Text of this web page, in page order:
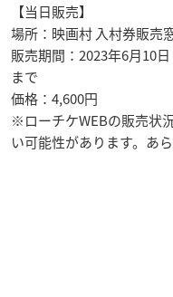
【当日販売】
場所：映画村 入村券販売
販売期間：2023年6月10
まで
価格：4,600円
※ローチケWEBの販売状
い可能性があります。あ